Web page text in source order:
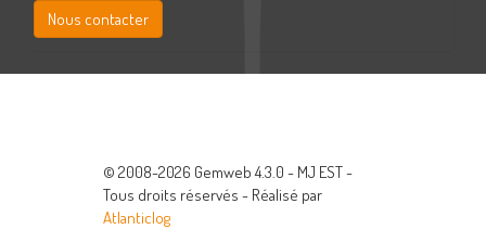
Nous contacter
© 2008-2026 Gemweb 4.3.0 - MJ EST -
Tous droits réservés - Réalisé par
Atlanticlog